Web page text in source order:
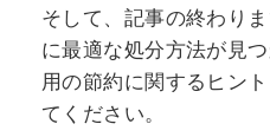
そして、記事の終わり
に最適な処分方法が見
用の節約に関するヒン
てください。